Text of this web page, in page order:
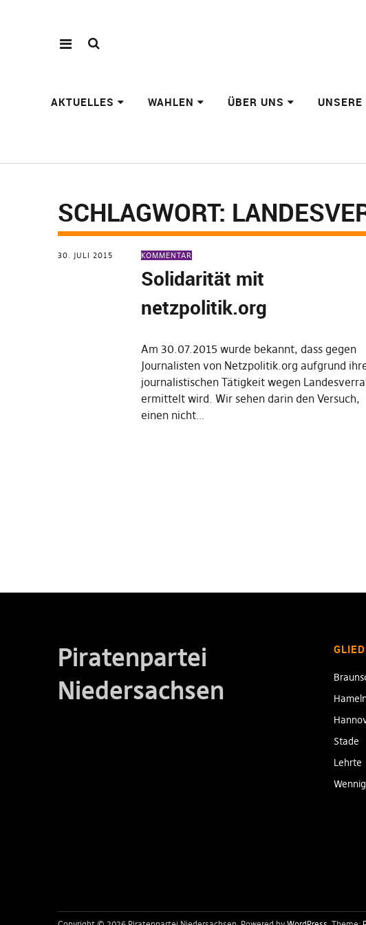
AKTUELLES WAHLEN ÜBER UNS UNSERE
SCHLAGWORT:
30. JULI 2015 KOMMENTAR
Solidarität mit
netzpolitik.org
Am 30.07.2015 wurde bekannt, dass gegen
Journalisten von Netzpolitik.org aufgrund
journalistischen Tätigkeit wegen
ermittelt wird. Wir sehen darin den Versuch,
einen nicht…
Piratenpartei
Niedersachsen
Stade
Lehrte